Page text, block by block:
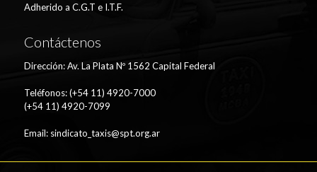
Adherido a C.G.T e I.T.F.
Contáctenos
Dirección: Av. La Plata Nº 1562 Capital Federal
Teléfonos: (+54 11) 4920-7000
(+54 11) 4920-7099
Email: sindicato_taxis@spt.org.ar